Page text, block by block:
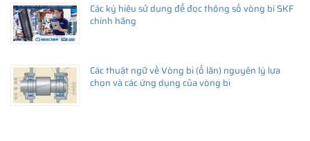
Các ký hiệu sử dụng để đọc thông số vòng bi SKF
chính hãng
Các thuật ngữ về Vòng bi (ổ lăn) nguyên lý lựa
chọn và các ứng dụng của vòng bi